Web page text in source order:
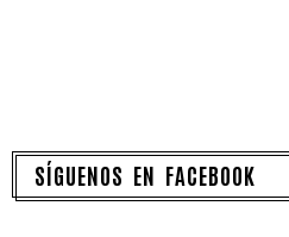
SÍGUENOS EN FACEBOOK